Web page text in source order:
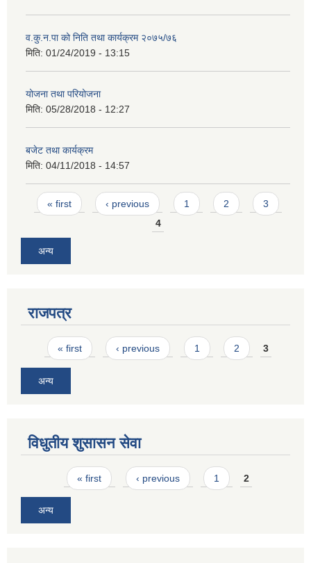
व.कु.न.पा को निति तथा कार्यक्रम २०७५/७६
मिति: 01/24/2019 - 13:15
योजना तथा परियोजना
मिति: 05/28/2018 - 12:27
बजेट तथा कार्यक्रम
मिति: 04/11/2018 - 14:57
Pages
« first ‹ previous 1 2
3
4
अन्य
राजपत्र
Pages
« first ‹ previous 1 2 3
अन्य
विधुतीय शुसासन सेवा
Pages« first ‹ previous 1 2
अन्य